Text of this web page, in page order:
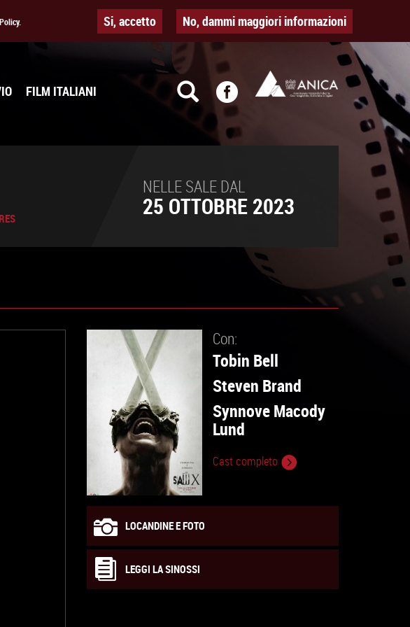
Si, accetto No, dammi maggiori informazioni
FILM ITALIANI
NELLE SALE DAL
25 OTTOBRE 2023
Con:
Tobin Bell
Steven Brand
Synnove Macody
Lund
Cast completo
LOCANDINE E FOTO
LEGGI LA SINOSSI